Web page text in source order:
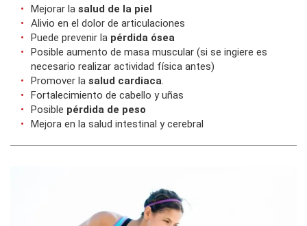
Mejorar la salud de la piel
Alivio en el dolor de articulaciones
Puede prevenir la pérdida ósea
Posible aumento de masa muscular (si se ingiere es
necesario realizar actividad física antes)
Promover la salud cardiaca.
Fortalecimiento de cabello y uñas
Posible pérdida de peso
Mejora en la salud intestinal y cerebral